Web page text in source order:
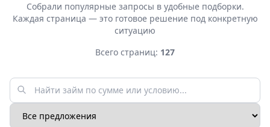
Собрали популярные запросы в удобные подборки.
Каждая страница — это готовое решение под конкретную
ситуацию
Всего страниц: 127